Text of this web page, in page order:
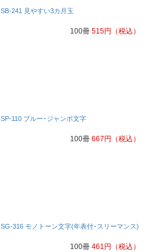
SB-241 見やすい3カ月玉
100冊 515円 （税込）
SP-110 ブルー･ジャンボ文字
100冊 667 円 （税込）
SG-316 モノトーン文字(年表付･スリーマンス)
100冊 461 円 （税込）